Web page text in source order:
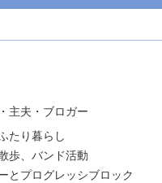
主夫・ブロガー
たり暮らし
歩、バンド活動
とプログレッシブロック